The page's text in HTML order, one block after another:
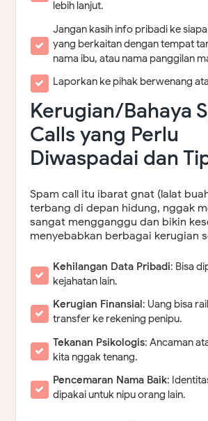
lebih lanjut.
Jangan kasih info pribadi ke
yang berkaitan dengan tempat
nama ibu, atau nama panggilan
Laporkan ke pihak berwenang
Kerugian/Bahaya
Calls yang Perlu
Diwaspadai dan
Spam call itu ibarat gnat (lalat
terbang di depan hidung, nggak
sangat mengganggu dan bikin
menyebabkan berbagai kerugian
Kehilangan Data Pribadi: Bisa
kejahatan lain.
Kerugian Finansial: Uang bisa
transfer ke rekening penipu.
Tekanan Psikologis: Ancaman
kita nggak tenang.
Pencemaran Nama Baik:
dipakai untuk nipu orang lain.